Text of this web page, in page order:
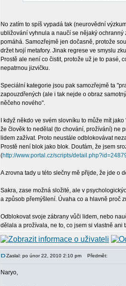
No zatím to spíš vypadá tak (neurovědní
ubližování vyhnula a naučí se nějaký
pomáhá. Samozřejmě jen dočasně, protože
držet tvojí metafory. Jinak regrese ve smyslu
Prostě ale není co čistit, protože už je to pasé,
nepatrnou jizvičku.
Speciální kategorie jsou pak samozřejmě ta
zapouzdřených (ale i tak nejde o obraz
něčeho nového".
I když někdo ve svém slovníku to může mít
že člověk to nedělal (to chování, prožívání) ne
lidem zažívat. Proto neustále odblokovávat
Prostě není blok jako blok. Doufám, že jsem
(http://www.portal.cz/scripts/
A zrovna tady u této slečny mě přijde, že jde o
Sakra, zase možná složité, ale v
a způsob přemýšlení. Úvaha co a hlavně proč
Odblokovat svoje zábrany vůči lidem, nebo
dělala a prožívala, ne to, co jsem si vlastně
Zaslal: po únor 22, 2010 2:10 pm Předmět:
Naryo,